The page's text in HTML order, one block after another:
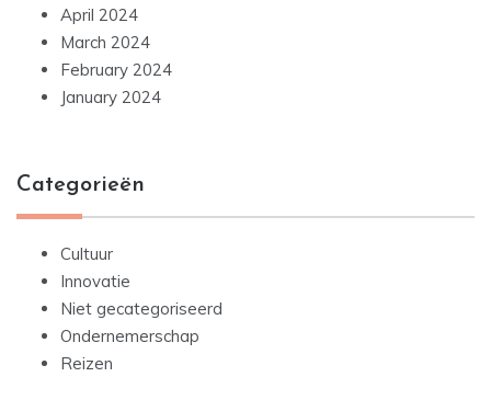
April 2024
March 2024
February 2024
January 2024
Categorieën
Cultuur
Innovatie
Niet gecategoriseerd
Ondernemerschap
Reizen